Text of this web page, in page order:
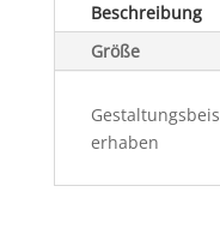
Beschreibung
Größe
erhaben